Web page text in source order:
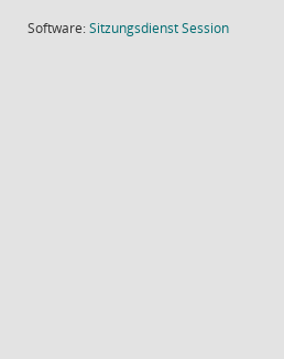
Software:SitzungsdienstSession(Wird in